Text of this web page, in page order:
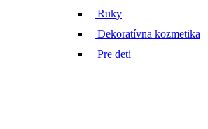
Ruky
Dekoratívna kozmetika
Pre deti